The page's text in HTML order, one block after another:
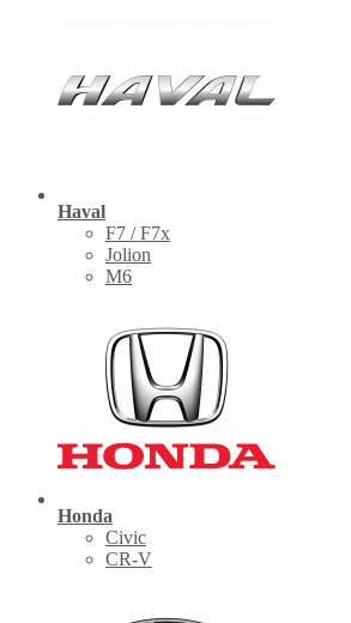
Haval
F7 / F7x
Jolion
M6
Honda
Civic
CR-V